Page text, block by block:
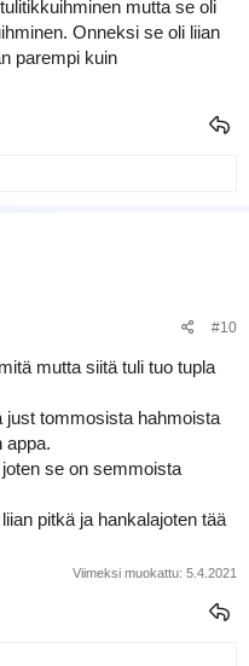
mutta se oli
Onneksi se oli liian
parempi kuin
#10
mutta siitä tuli tuo tupla
tommosista hahmoista
appa.
se on semmoista
pitkä ja hankalajoten tää
Viimeksi muokattu: 5.4.2021